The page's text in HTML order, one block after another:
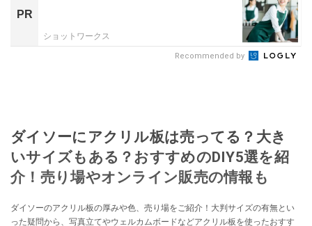
PR
ショットワークス
Recommended by
ダイソーにアクリル板は売ってる？大き
いサイズもある？おすすめのDIY5選を紹
介！売り場やオンライン販売の情報も
ダイソーのアクリル板の厚みや色、売り場をご紹介！大判サイズの有無とい
った疑問から、写真立てやウェルカムボードなどアクリル板を使ったおすす